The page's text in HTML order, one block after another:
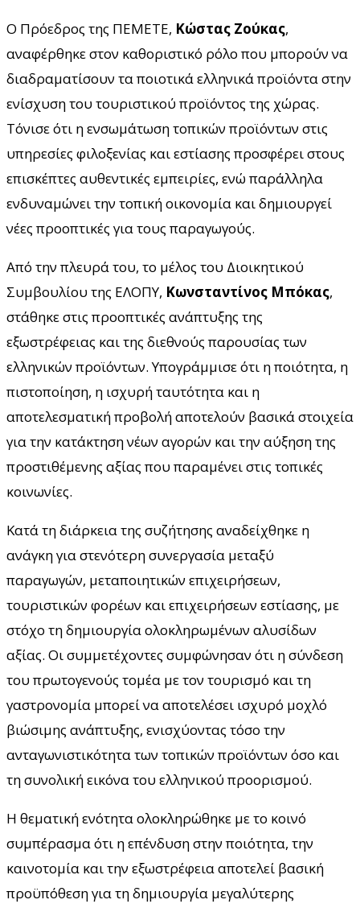
Ο Πρόεδρος της ΠΕΜΕΤΕ, Κώστας Ζούκας,
αναφέρθηκε στον καθοριστικό ρόλο που μπορούν να
διαδραματίσουν τα ποιοτικά ελληνικά προϊόντα στην
ενίσχυση του τουριστικού προϊόντος της χώρας.
Τόνισε ότι η ενσωμάτωση τοπικών προϊόντων στις
υπηρεσίες φιλοξενίας και εστίασης προσφέρει στους
επισκέπτες αυθεντικές εμπειρίες, ενώ παράλληλα
ενδυναμώνει την τοπική οικονομία και δημιουργεί
νέες προοπτικές για τους παραγωγούς.
Από την πλευρά του, το μέλος του Διοικητικού
Συμβουλίου της ΕΛΟΠΥ, Κωνσταντίνος Μπόκας,
στάθηκε στις προοπτικές ανάπτυξης της
εξωστρέφειας και της διεθνούς παρουσίας των
ελληνικών προϊόντων. Υπογράμμισε ότι η ποιότητα, η
πιστοποίηση, η ισχυρή ταυτότητα και η
αποτελεσματική προβολή αποτελούν βασικά στοιχεία
για την κατάκτηση νέων αγορών και την αύξηση της
προστιθέμενης αξίας που παραμένει στις τοπικές
κοινωνίες.
Κατά τη διάρκεια της συζήτησης αναδείχθηκε η
ανάγκη για στενότερη συνεργασία μεταξύ
παραγωγών, μεταποιητικών επιχειρήσεων,
τουριστικών φορέων και επιχειρήσεων εστίασης, με
στόχο τη δημιουργία ολοκληρωμένων αλυσίδων
αξίας. Οι συμμετέχοντες συμφώνησαν ότι η σύνδεση
του πρωτογενούς τομέα με τον τουρισμό και τη
γαστρονομία μπορεί να αποτελέσει ισχυρό μοχλό
βιώσιμης ανάπτυξης, ενισχύοντας τόσο την
ανταγωνιστικότητα των τοπικών προϊόντων όσο και
τη συνολική εικόνα του ελληνικού προορισμού.
Η θεματική ενότητα ολοκληρώθηκε με το κοινό
συμπέρασμα ότι η επένδυση στην ποιότητα, την
καινοτομία και την εξωστρέφεια αποτελεί βασική
προϋπόθεση για τη δημιουργία μεγαλύτερης